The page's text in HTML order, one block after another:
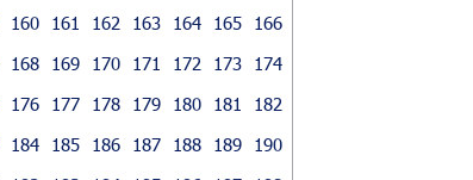
160 161 162 163 164 165
166
168 169 170 171 172 173
174
176 177 178 179 180 181
182
184 185 186 187 188 189
190